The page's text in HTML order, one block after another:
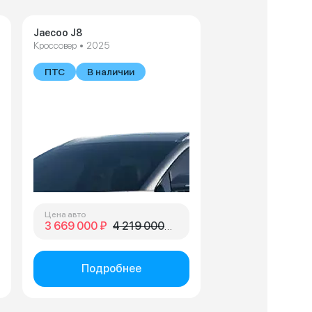
Jaecoo J8
Кроссовер • 2025
ПТС В наличии
Цена авто
3 669 000 ₽ 4 219 000 ₽
Подробнее